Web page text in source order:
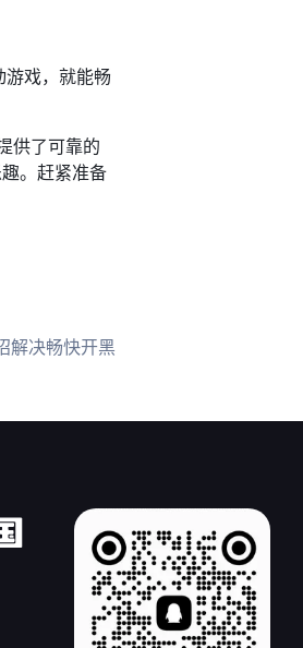
游戏，就能畅
供了可靠的
。赶紧准备
解决畅快开黑